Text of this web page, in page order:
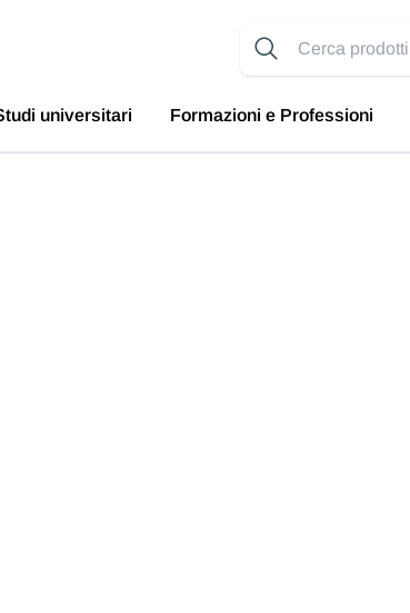
universitari Formazioni e Professioni